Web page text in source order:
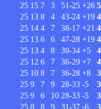
25 15 7 3 51-25 +26
25 13 8 4 43-24 +19
25 14 4 7 38-17 +21
25 13 6 6 47-28 +19
25 13 4 8 39-34 +5
25 12 6 7 36-29 +7
25 10 8 7 36-28 +8
25 9 7 9 28-33 -5
25 9 6 10 28-33 -5
25 8 8 9 31-37 -6